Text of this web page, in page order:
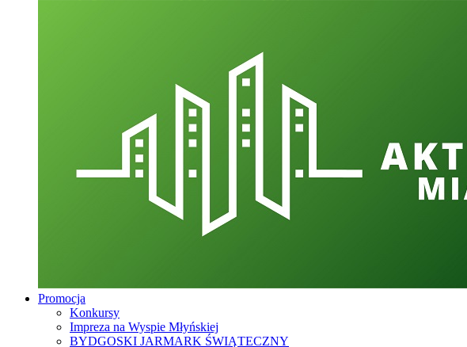
Promocja
Konkursy
Impreza na Wyspie Młyńskiej
BYDGOSKI JARMARK ŚWIĄTECZNY